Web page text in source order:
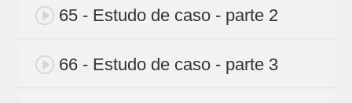
65 - Estudo de caso - parte 2
66 - Estudo de caso - parte 3